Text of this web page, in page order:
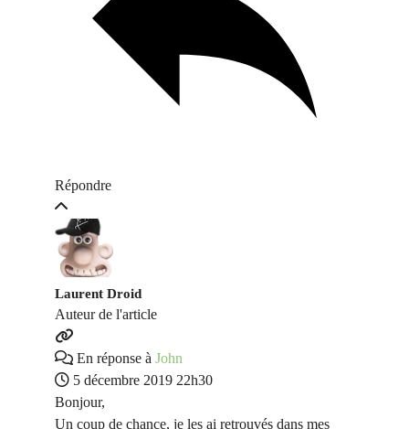
Répondre
Laurent Droid
Auteur de l'article
En réponse à John
5 décembre 2019 22h30
Bonjour,
Un coup de chance, je les ai retrouvés dans mes